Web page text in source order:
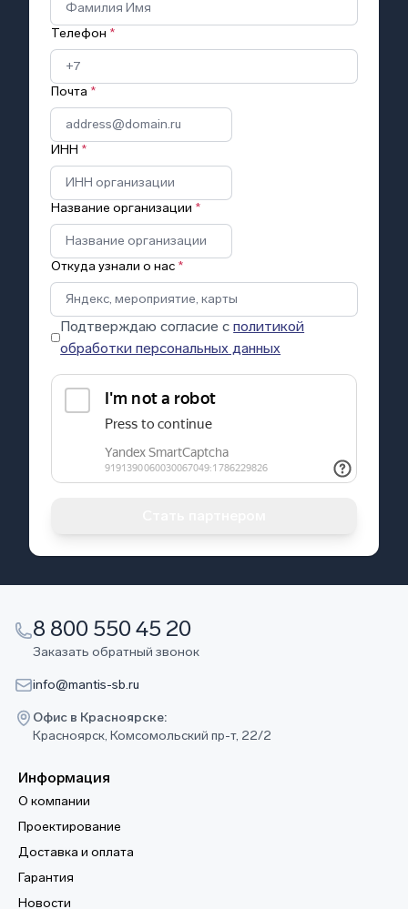
Телефон *
Почта *
ИНН *
Название организации *
Откуда узнали о нас *
Подтверждаю согласие сполитикой
обработки персональных данных
8 800 550 45 20
Заказать обратный звонок
info@mantis-sb.ru
Офис в Красноярске:
Красноярск, Комсомольский пр-т, 22/2
Информация
О компании
Проектирование
Доставка и оплата
Гарантия
Новости